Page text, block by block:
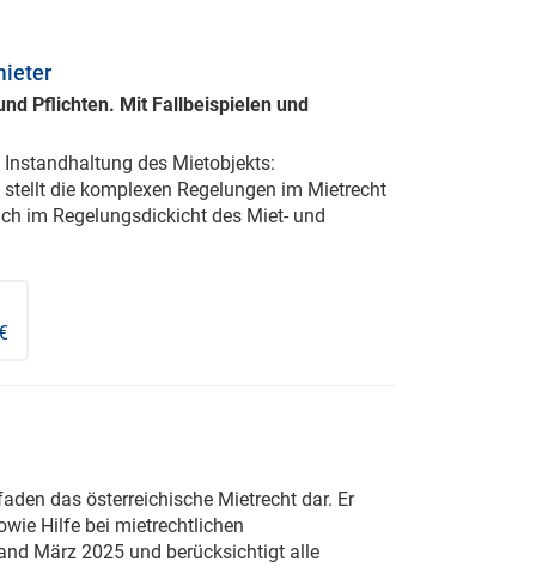
Pflichten. Mit Fallbeispielen und
des Mietobjekts:
die komplexen Regelungen im Mietrecht
im Regelungsdickicht des Miet- und
das österreichische Mietrecht dar. Er
Hilfe bei mietrechtlichen
März 2025 und berücksichtigt alle